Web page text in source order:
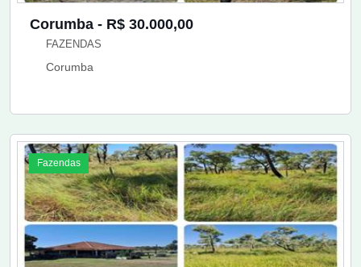
Corumba - R$ 30.000,00
FAZENDAS
Corumba
Fazendas